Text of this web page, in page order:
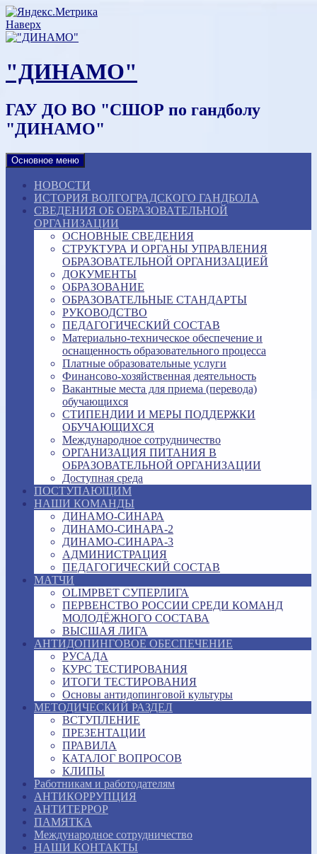
Наверх
"ДИНАМО"
ГАУ ДО ВО "СШОР по гандболу
"ДИНАМО"
Основное меню
НОВОСТИ
ИСТОРИЯ ВОЛГОГРАДСКОГО ГАНДБОЛА
СВЕДЕНИЯ ОБ ОБРАЗОВАТЕЛЬНОЙ
ОРГАНИЗАЦИИ
ОСНОВНЫЕ СВЕДЕНИЯ
СТРУКТУРА И ОРГАНЫ УПРАВЛЕНИЯ
ОБРАЗОВАТЕЛЬНОЙ ОРГАНИЗАЦИЕЙ
ДОКУМЕНТЫ
ОБРАЗОВАНИЕ
ОБРАЗОВАТЕЛЬНЫЕ СТАНДАРТЫ
РУКОВОДСТВО
ПЕДАГОГИЧЕСКИЙ СОСТАВ
Материально-техническое обеспечение и
оснащенность образовательного процесса
Платные образовательные услуги
Финансово-хозяйственная деятельность
Вакантные места для приема (перевода)
обучающихся
СТИПЕНДИИ И МЕРЫ ПОДДЕРЖКИ
ОБУЧАЮЩИХСЯ
Международное сотрудничество
ОРГАНИЗАЦИЯ ПИТАНИЯ В
ОБРАЗОВАТЕЛЬНОЙ ОРГАНИЗАЦИИ
Доступная среда
ПОСТУПАЮЩИМ
НАШИ КОМАНДЫ
ДИНАМО-СИНАРА
ДИНАМО-СИНАРА-2
ДИНАМО-СИНАРА-3
АДМИНИСТРАЦИЯ
ПЕДАГОГИЧЕСКИЙ СОСТАВ
МАТЧИ
OLIMPBET СУПЕРЛИГА
ПЕРВЕНСТВО РОССИИ СРЕДИ КОМАНД
МОЛОДЁЖНОГО СОСТАВА
ВЫСШАЯ ЛИГА
АНТИДОПИНГОВОЕ ОБЕСПЕЧЕНИЕ
РУСАДА
КУРС ТЕСТИРОВАНИЯ
ИТОГИ ТЕСТИРОВАНИЯ
Основы антидопинговой культуры
МЕТОДИЧЕСКИЙ РАЗДЕЛ
ВСТУПЛЕНИЕ
ПРЕЗЕНТАЦИИ
ПРАВИЛА
КАТАЛОГ ВОПРОСОВ
КЛИПЫ
Работникам и работодателям
АНТИКОРРУПЦИЯ
АНТИТЕРРОР
ПАМЯТКА
Международное сотрудничество
НАШИ КОНТАКТЫ